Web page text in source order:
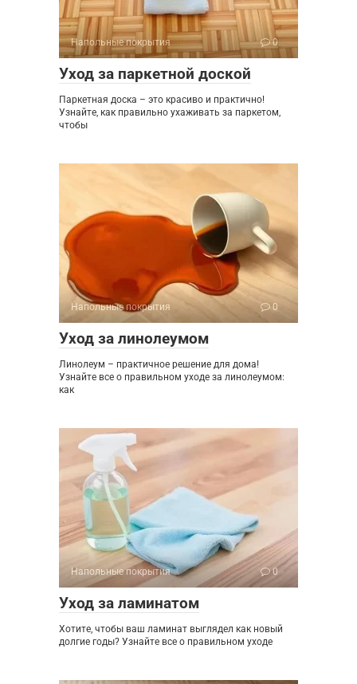
Напольные покрытия 0
Уход за паркетной доской
Паркетная доска – это красиво и практично!
Узнайте, как правильно ухаживать за паркетом,
чтобы
Напольные покрытия 0
Уход за линолеумом
Линолеум – практичное решение для дома!
Узнайте все о правильном уходе за линолеумом:
как
Напольные покрытия 0
Уход за ламинатом
Хотите, чтобы ваш ламинат выглядел как новый
долгие годы? Узнайте все о правильном уходе